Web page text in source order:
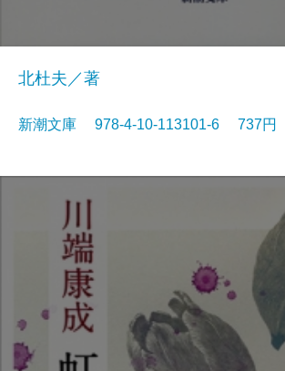
北杜夫／著
新潮文庫 978-4-10-113101-6 737円